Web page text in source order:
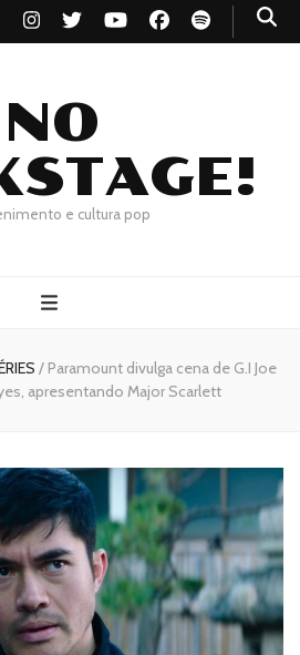
NO
e cultura pop
/ Paramount divulga cena de G.I Joe
apresentando Major Scarlett